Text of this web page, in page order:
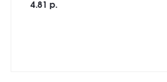
4.81 р.